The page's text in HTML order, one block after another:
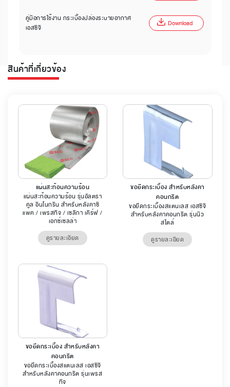
คู่มือการใช้งาน กระเบื้องปล่องระบายอากาศ
เอสซีจี
Download
สินค้าที่เกี่ยวข้อง
แผ่นสะท้อนความร้อน
แผ่นสะท้อนความร้อน รุ่นอัลตรา
คูล อินโนกรีน สำหรับหลังคาซี
แพค / เพรสทีจ / เซลิกา เคิร์ฟ /
เอกซ์เซลล่า
ดูรายละเอียด
ขอยึดกระเบื้อง สำหรับหลังคา
คอนกรีต
ขอยึดกระเบื้องสแตนเลส เอสซีจี
สำหรับหลังคาคอนกรีต รุ่นนิว
สไตล์
ดูรายละเอียด
ขอยึดกระเบื้อง สำหรับหลังคา
คอนกรีต
ขอยึดกระเบื้องสแตนเลส เอสซีจี
สำหรับหลังคาคอนกรีต รุ่นเพรส
ทีจ